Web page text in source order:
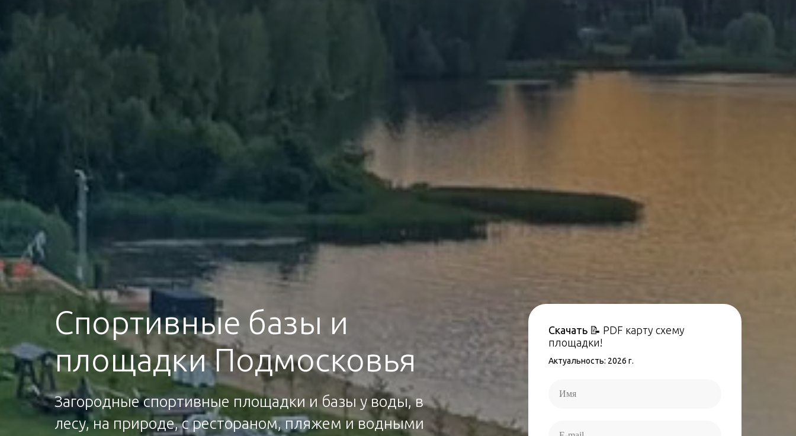
Спортивные базы и
площадки Подмосковья
Загородные спортивные площадки и базы у воды, в
лесу, на природе, с рестораном, пляжем и водными
Скачать 📝 PDF карту схему
площадки!
Актуальность: 2026 г.